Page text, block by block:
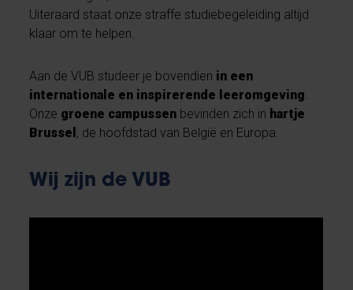
Uiteraard staat onze straffe studiebegeleiding altijd
klaar om te helpen.
Aan de VUB studeer je bovendien in een
internationale en inspirerende leeromgeving
Onze groene campussen bevinden zich in hartje
Brussel , de hoofdstad van België en Europa.
Wij zijn de VUB